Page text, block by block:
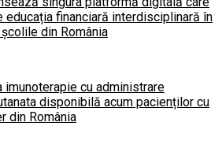
educația financiară interdisciplinară în
din România
imunoterapie cu administrare
disponibilă acum pacienților cu
din România